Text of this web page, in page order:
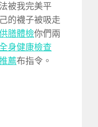
被我完美平
己的襪子被吸走
膳體檢你們兩
身健康檢查
薦布指令。